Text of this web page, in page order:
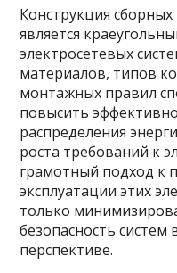
Конструкция
является
электросетевых
материалов, типов
монтажных правил
повысить
распределения
роста требований к
грамотный подход к
эксплуатации этих
только
безопасность систем
перспективе.